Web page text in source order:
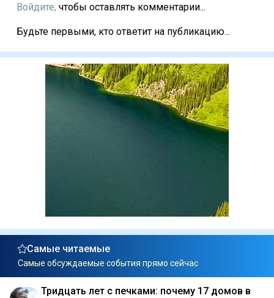
Войдите, чтобы оставлять комментарии...
Будьте первыми, кто ответит на публикацию...
Самые читаемые
Самые обсуждаемые события прямо сейчас
Тридцать лет с печками: почему 17 домов в